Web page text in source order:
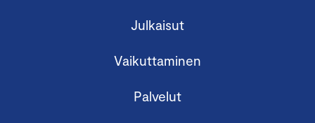
Julkaisut
Vaikuttaminen
Palvelut